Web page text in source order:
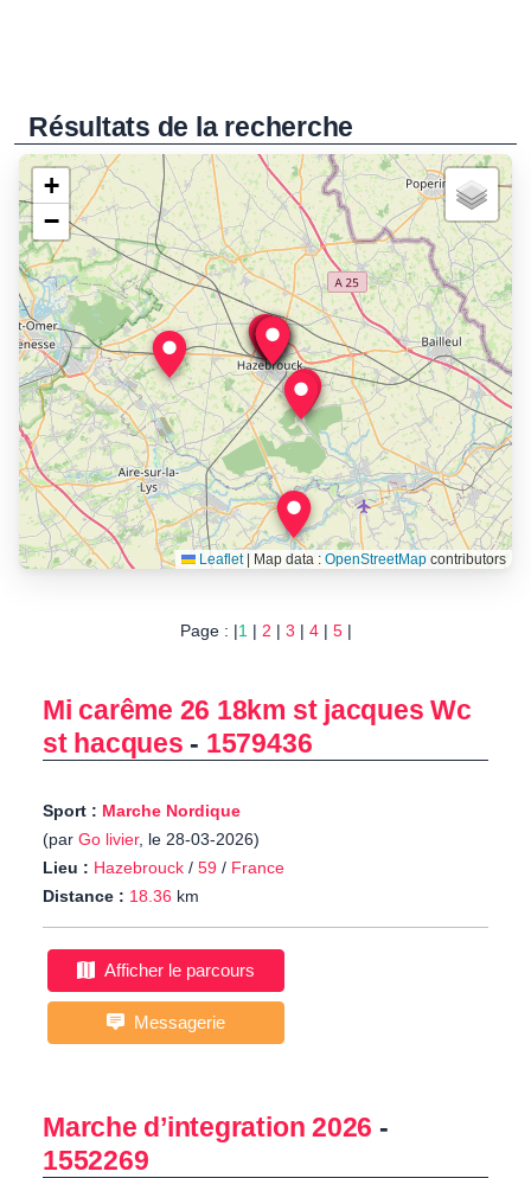
Résultats de la recherche
+
−
Leaflet Map data : OpenStreetMapcontributors
Page : |1| 2 | 3 | 4| 5|
Mi carême 26 18km st jacques Wc
st hacques - 1579436
Sport : Marche Nordique
(par Go livier, le 28-03-2026)
Lieu : Hazebrouck / 59 / France
Distance : 18.36 km
Afficher le parcours
Messagerie
Marche d’integration 2026 -
1552269